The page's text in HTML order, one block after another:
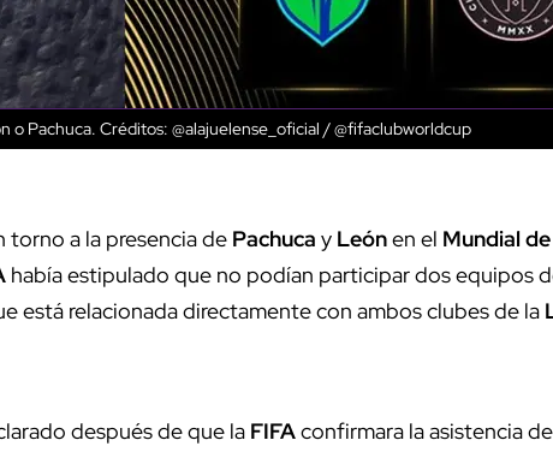
o Pachuca. Créditos: @alajuelense_oficial / @fifaclubworldcup
torno a la presencia de Pachuca y Leónen el Mundialde
había estipulado que no podían participar dos equipos
está relacionada directamente con ambos clubes de la
después de que la FIFAconfirmara la asistencia de